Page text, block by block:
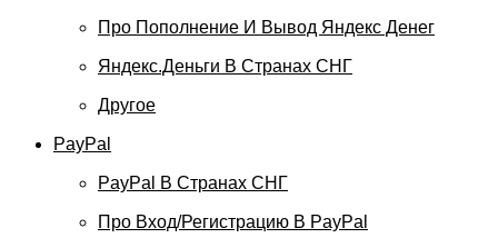
Про Пополнение И Вывод Яндекс Денег
Яндекс.Деньги В Странах СНГ
Другое
PayPal
PayPal В Странах СНГ
Про Вход/регистрацию В PayPal